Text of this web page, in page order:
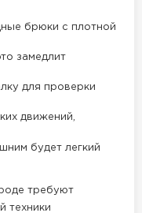
брюки с плотной
замедлит
для проверки
движений,
будет легкий
требуют
техники